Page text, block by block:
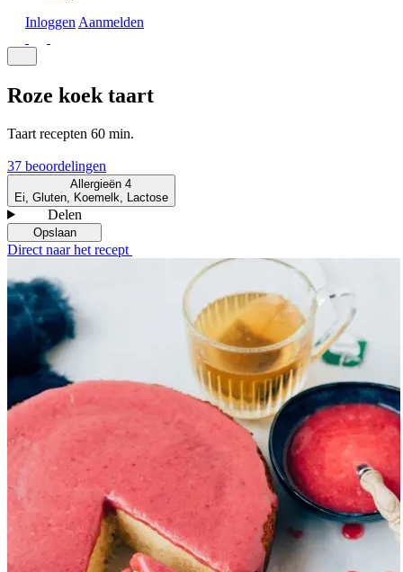
Inloggen Aanmelden
Roze koek taart
Taart recepten 60 min.
37 beoordelingen
Allergieën 4
Ei, Gluten, Koemelk, Lactose
Delen
Opslaan
Direct naar het recept